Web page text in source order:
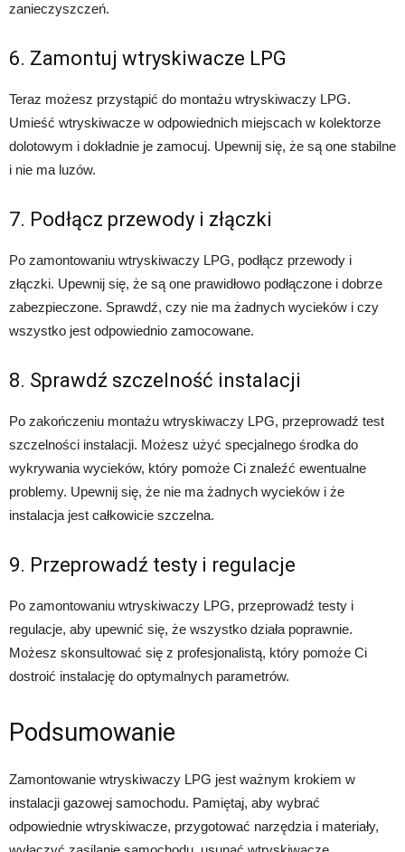
zanieczyszczeń.
6. Zamontuj wtryskiwacze LPG
Teraz możesz przystąpić do montażu wtryskiwaczy LPG.
Umieść wtryskiwacze w odpowiednich miejscach w kolektorze
dolotowym i dokładnie je zamocuj. Upewnij się, że są one stabilne
i nie ma luzów.
7. Podłącz przewody i złączki
Po zamontowaniu wtryskiwaczy LPG, podłącz przewody i
złączki. Upewnij się, że są one prawidłowo podłączone i dobrze
zabezpieczone. Sprawdź, czy nie ma żadnych wycieków i czy
wszystko jest odpowiednio zamocowane.
8. Sprawdź szczelność instalacji
Po zakończeniu montażu wtryskiwaczy LPG, przeprowadź test
szczelności instalacji. Możesz użyć specjalnego środka do
wykrywania wycieków, który pomoże Ci znaleźć ewentualne
problemy. Upewnij się, że nie ma żadnych wycieków i że
instalacja jest całkowicie szczelna.
9. Przeprowadź testy i regulacje
Po zamontowaniu wtryskiwaczy LPG, przeprowadź testy i
regulacje, aby upewnić się, że wszystko działa poprawnie.
Możesz skonsultować się z profesjonalistą, który pomoże Ci
dostroić instalację do optymalnych parametrów.
Podsumowanie
Zamontowanie wtryskiwaczy LPG jest ważnym krokiem w
instalacji gazowej samochodu. Pamiętaj, aby wybrać
odpowiednie wtryskiwacze, przygotować narzędzia i materiały,